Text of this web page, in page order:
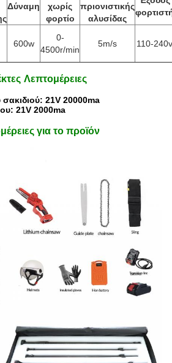
Δύναμη
χωρίς
φορτίο
πριονιστικής
αλυσίδας
600w
0-
4500r/min
5m/s 110-240v
Λεπτομέρειες
21V 20000ma
21V 2000ma
για το προϊόν